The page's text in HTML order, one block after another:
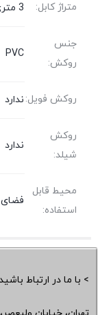
متراژ کابل: 3 متری
جنس
روکش:
PVC
روکش فویل: ندارد
روکش
شیلد:
ندارد
محیط قابل
استفاده:
فضای
> با ما در ارتباط